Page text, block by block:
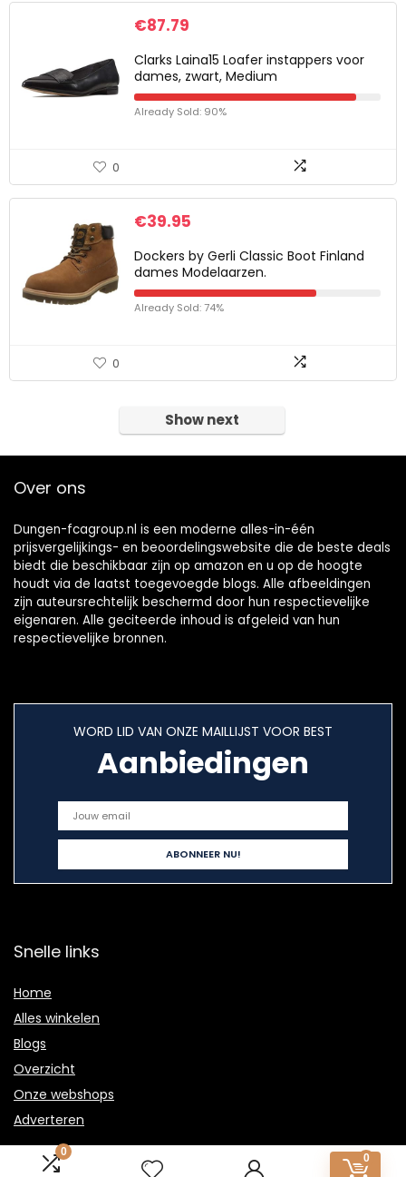
0
0
€87.79
Clarks Laina15 Loafer instappers voor
dames, zwart, Medium
Already Sold: 90%
0
€39.95
Dockers by Gerli Classic Boot Finland
dames Modelaarzen.
Already Sold: 74%
0
Show next
Over ons
Dungen-fcagroup.nl is een moderne alles-in-één
prijsvergelijkings- en beoordelingswebsite die de beste deals
biedt die beschikbaar zijn op amazon en u op de hoogte
houdt via de laatst toegevoegde blogs. Alle afbeeldingen
zijn auteursrechtelijk beschermd door hun respectievelijke
eigenaren. Alle geciteerde inhoud is afgeleid van hun
respectievelijke bronnen.
WORD LID VAN ONZE MAILLIJST VOOR BEST
Aanbiedingen
Snelle links
Home
Alles winkelen
Blogs
Overzicht
Onze webshops
Adverteren
Verklaringen